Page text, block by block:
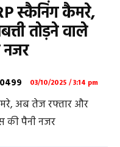
स्कैनिंग कैमरे,
तोड़ने वाले
नजर
03/10/2025 / 3:14 pm
अब तेज रफ्तार और
की पैनी नजर